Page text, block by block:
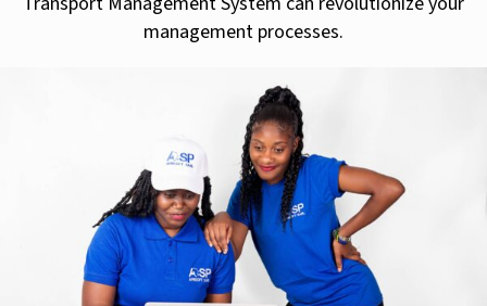
management processes.